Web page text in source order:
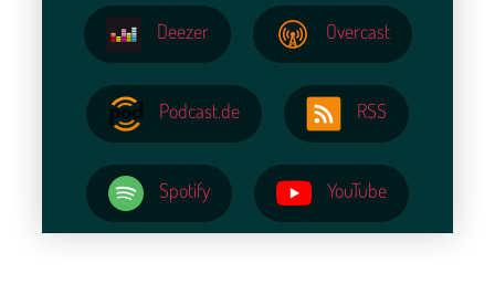
Deezer Overcast
Podcast.de RSS
Spotify YouTube